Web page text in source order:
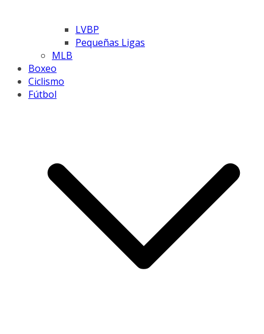
LVBP
Pequeñas Ligas
MLB
Boxeo
Ciclismo
Fútbol